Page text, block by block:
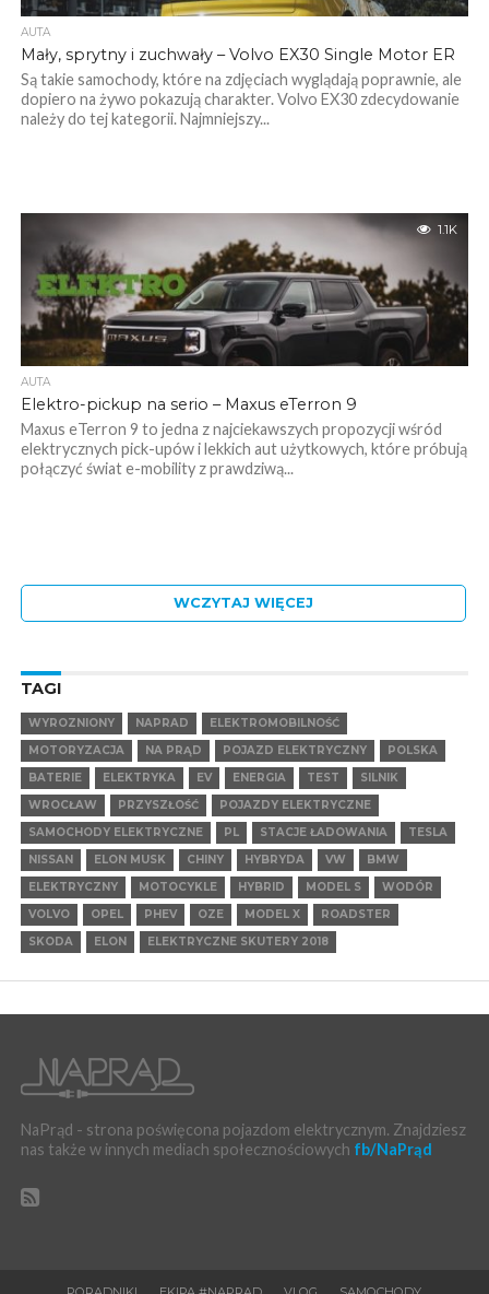
AUTA
Mały, sprytny i zuchwały – Volvo EX30 Single Motor ER
Są takie samochody, które na zdjęciach wyglądają poprawnie, ale
dopiero na żywo pokazują charakter. Volvo EX30 zdecydowanie
należy do tej kategorii. Najmniejszy...
1.1K
AUTA
Elektro-pickup na serio – Maxus eTerron 9
Maxus eTerron 9 to jedna z najciekawszych propozycji wśród
elektrycznych pick-upów i lekkich aut użytkowych, które próbują
połączyć świat e-mobility z prawdziwą...
WCZYTAJ WIĘCEJ
TAGI
WYROZNIONY NAPRAD
ELEKTROMOBILNOŚĆ
MOTORYZACJA
NA PRĄD POJAZD ELEKTRYCZNY
POLSKA
BATERIE
ELEKTRYKA EV ENERGIA TEST
SILNIK
WROCŁAW
PRZYSZŁOŚĆ
POJAZDY ELEKTRYCZNE
SAMOCHODY ELEKTRYCZNE
PL STACJE ŁADOWANIA
TESLA
NISSAN
ELON MUSK CHINY HYBRYDA VW
BMW
ELEKTRYCZNY
MOTOCYKLE HYBRID MODEL S
WODÓR
VOLVO
OPEL PHEV OZE MODEL X
ROADSTER
SKODA
ELON ELEKTRYCZNE SKUTERY 2018
NaPrąd - strona poświęcona pojazdom elektrycznym. Znajdziesz
nas także w innych mediach społecznościowych fb/NaPrąd